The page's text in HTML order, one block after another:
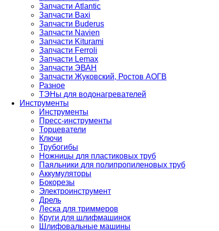
Запчасти Atlantic
Запчасти Baxi
Запчасти Buderus
Запчасти Navien
Запчасти Kiturami
Запчасти Ferroli
Запчасти Lemax
Запчасти ЭВАН
Запчасти Жуковский, Ростов АОГВ
Разное
ТЭНы для водонагревателей
Инструменты
Инструменты
Пресс-инструменты
Торцеватели
Ключи
Трубогибы
Ножницы для пластиковых труб
Паяльники для полипропиленовых труб
Аккумуляторы
Бокорезы
Электроинструмент
Дрель
Леска для триммеров
Круги для шлифмашинок
Шлифовальные машины